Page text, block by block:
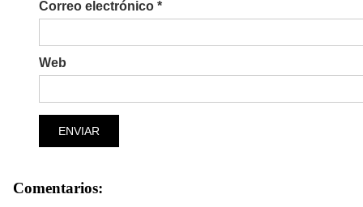
Correo electrónico *
Web
ENVIAR
Comentarios: